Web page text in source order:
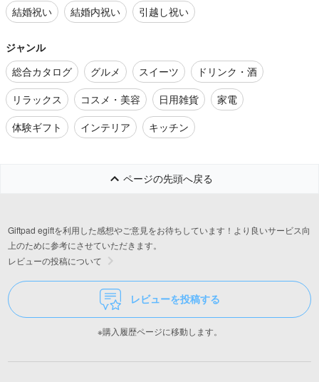
結婚祝い
結婚内祝い 引越し祝い
ジャンル
総合カタログ
グルメ スイーツ
ドリンク・酒
リラックス
コスメ・美容 日用雑貨
家電
体験ギフト
インテリア キッチン
ページの先頭へ戻る
Giftpad egiftを利用した感想やご意見をお待ちしています！より良いサービス向
上のために参考にさせていただきます。
レビューの投稿について
レビューを投稿する
※購入履歴ページに移動します。